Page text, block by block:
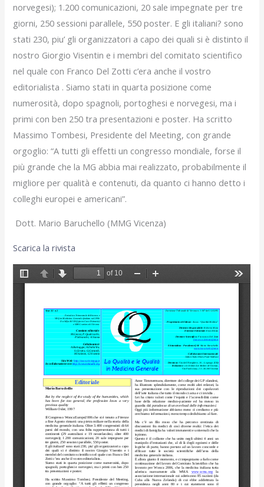
norvegesi); 1.200 comunicazioni, 20 sale impegnate per tre
giorni, 250 sessioni parallele, 550 poster. E gli italiani? sono
stati 230, piu’ gli organizzatori a capo dei quali si è distinto il
nostro Giorgio Visentin e i membri del comitato scientifico
nel quale con Franco Del Zotti c’era anche il vostro
editorialista . Siamo stati in quarta posizione come
numerosità, dopo spagnoli, portoghesi e norvegesi, ma i
primi con ben 250 tra presentazioni e poster. Ha scritto
Massimo Tombesi, Presidente del Meeting, con grande
orgoglio: “A tutti gli effetti un congresso mondiale, forse il
più grande che la MG abbia mai realizzato, probabilmente il
migliore per qualità e contenuti, da quanto ci hanno detto i
colleghi europei e americani”.
Dott. Mario Baruchello (MMG Vicenza)
Scarica la rivista